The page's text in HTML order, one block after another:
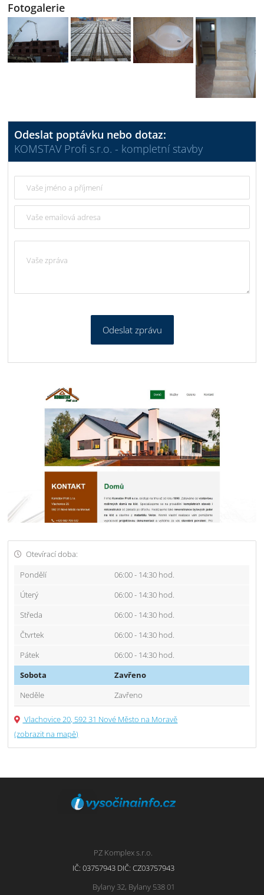
Fotogalerie
Odeslat poptávku nebo dotaz:
KOMSTAV Profi s.r.o. - kompletní stavby
Odeslat zprávu
Otevírací doba:
Pondělí
06:00 - 14:30 hod.
Úterý
06:00 - 14:30 hod.
Středa
06:00 - 14:30 hod.
Čtvrtek
06:00 - 14:30 hod.
Pátek
06:00 - 14:30 hod.
Sobota
Zavřeno
Neděle
Zavřeno
Vlachovice 20, 592 31 Nové Město na Moravě
(zobrazit na mapě)
PZ Komplex s.r.o.
IČ: 03757943 DIČ: CZ03757943
Bylany 32, Bylany 538 01